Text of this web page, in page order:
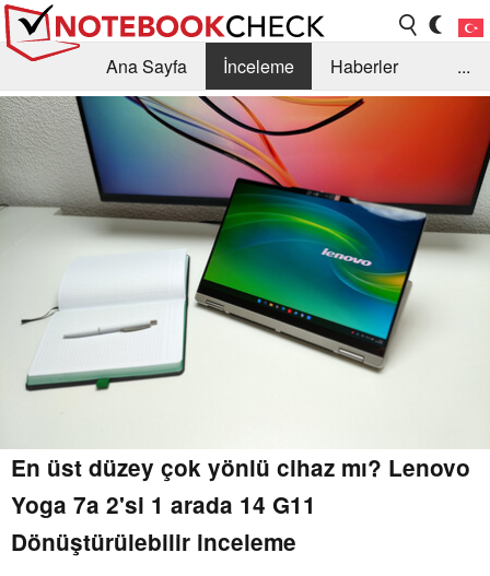
Ana Sayfa İnceleme
Haberler
Öneri /SSS
Kütüphane
Satın Alma Rehberi
Arama
...
En üst düzey çok yönlü cihaz mı? Lenovo
Yoga 7a 2'si 1 arada 14 G11
Dönüştürülebilir inceleme